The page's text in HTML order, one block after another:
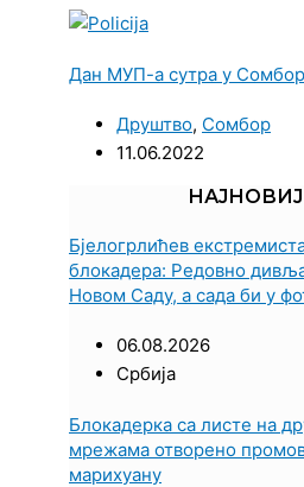
Дан МУП-а сутра у
Друштво, Сомбор
11.06.2022
Бјелогрлићев
блокадера: Редовно
Новом Саду, а сада би у
06.08.2026
Србија
Блокадерка са листе на
мрежама отворено
марихуану